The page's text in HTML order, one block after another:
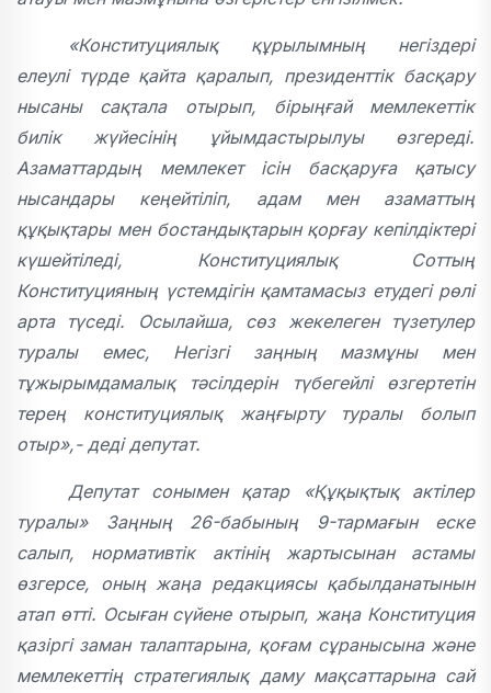
«Конституциялық құрылымның негіздері
елеулі түрде қайта қаралып, президенттік басқару
нысаны сақтала отырып, бірыңғай мемлекеттік
билік жүйесінің ұйымдастырылуы өзгереді.
Азаматтардың мемлекет ісін басқаруға қатысу
нысандары кеңейтіліп, адам мен азаматтың
құқықтары мен бостандықтарын қорғау кепілдіктері
күшейтіледі, Конституциялық Соттың
Конституцияның үстемдігін қамтамасыз етудегі рөлі
арта түседі. Осылайша, сөз жекелеген түзетулер
туралы емес, Негізгі заңның мазмұны мен
тұжырымдамалық тәсілдерін түбегейлі өзгертетін
терең конституциялық жаңғырту туралы болып
отыр»,- деді депутат.
Депутат сонымен қатар «Құқықтық актілер
туралы» Заңның 26-бабының 9-тармағын еске
салып, нормативтік актінің жартысынан астамы
өзгерсе, оның жаңа редакциясы қабылданатынын
атап өтті. Осыған сүйене отырып, жаңа Конституция
қазіргі заман талаптарына, қоғам сұранысына және
мемлекеттің стратегиялық даму мақсаттарына сай